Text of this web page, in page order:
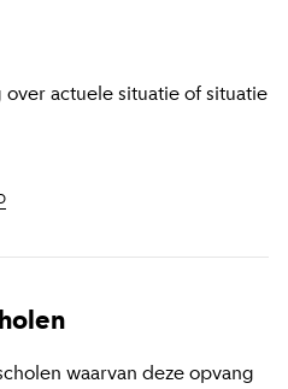
waarvan deze opvang